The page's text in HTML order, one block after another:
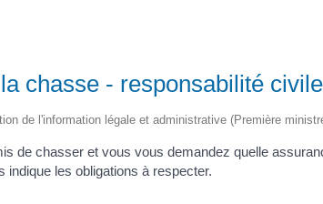
chasse - responsabilité
de l'information légale et administrative (Première
de chasser et vous vous demandez quelle
indique les obligations à respecter.